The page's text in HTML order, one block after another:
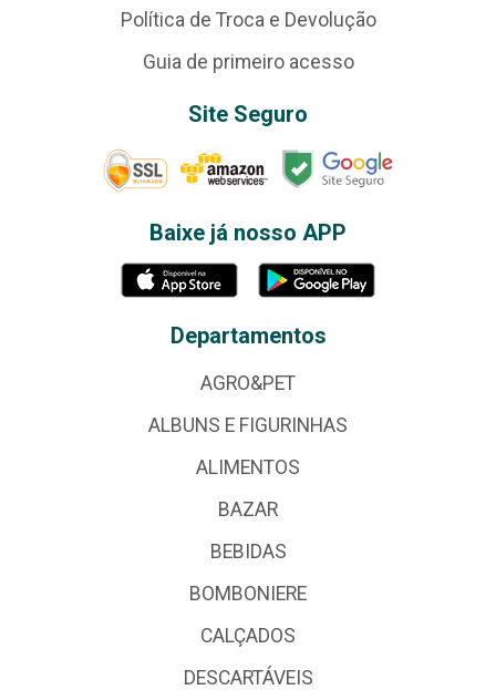
Política de Troca e Devolução
Guia de primeiro acesso
Site Seguro
Baixe já nosso APP
Departamentos
AGRO&PET
ALBUNS E FIGURINHAS
ALIMENTOS
BAZAR
BEBIDAS
BOMBONIERE
CALÇADOS
DESCARTÁVEIS